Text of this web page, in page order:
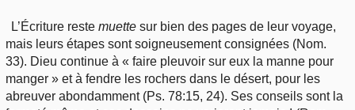
L’Écriture restemuette sur bien des pages de leur voyage,
mais leurs étapes sont soigneusement consignées (Nom.
33). Dieu continue à « faire pleuvoir sur eux la manne pour
manger » et à fendre les rochers dans le désert, pour les
abreuver abondamment (Ps. 78:15, 24). Ses conseils sont la